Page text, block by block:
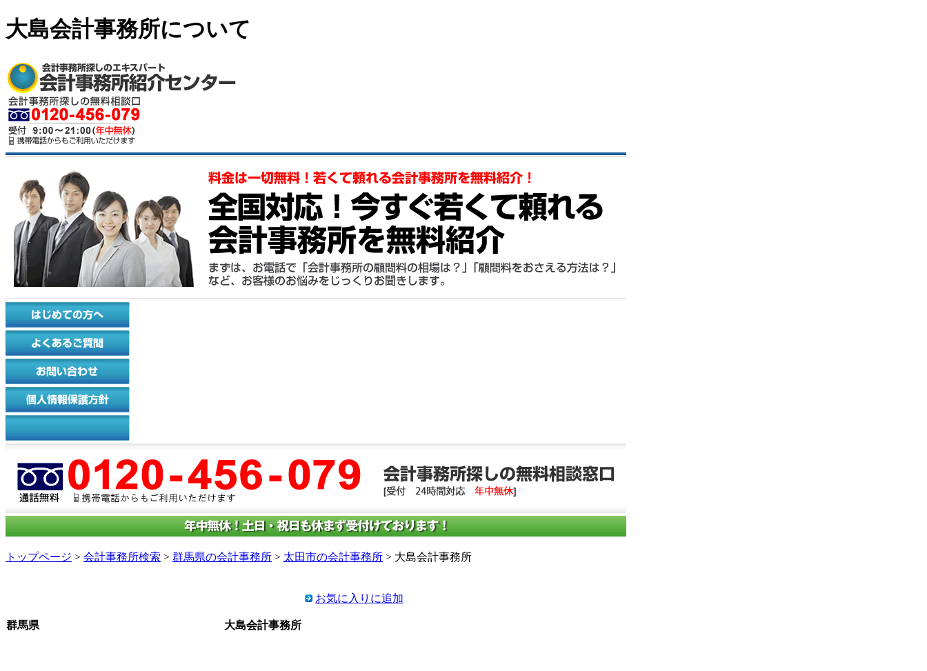
大島会計事務所について
トップページ > 会計事務所検索 > 群馬県の会計事務所 > 太田市の会計事務所 > 大島会計事務所
お気に入りに追加
群馬県 大島会計事務所